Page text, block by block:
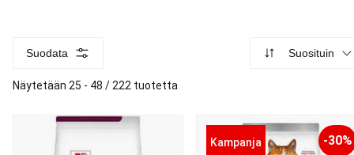
Suodata Suosituin
Näytetään 25 - 48 / 222 tuotetta
Kampanja -30%